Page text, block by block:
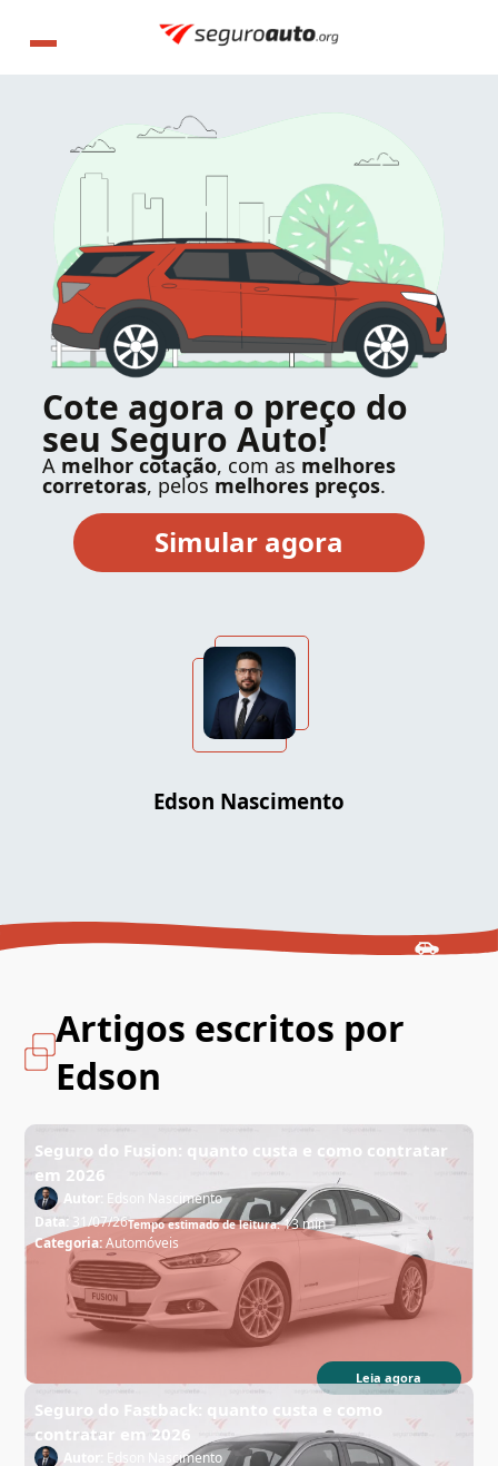
Cote agora o preço do
seu Seguro Auto!
A melhor cotação, com as melhores
corretoras, pelos melhores preços.
Edson Nascimento
Artigos escritos por
Edson
Seguro do Fusion: quanto custa e como contratar
em 2026
Autor: Edson Nascimento
Data: 31/07/26Tempo estimado de leitura:13 min
Categoria:Automóveis
Leia agora
Seguro do Fastback: quanto custa e como
contratar em 2026
Autor:
Edson Nascimento